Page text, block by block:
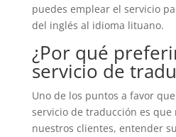
puedes emplear el servicio
del inglés al idioma lituano.
¿Por qué
servicio de
Uno de los puntos a favor
servicio de traducción es que
nuestros clientes, entender